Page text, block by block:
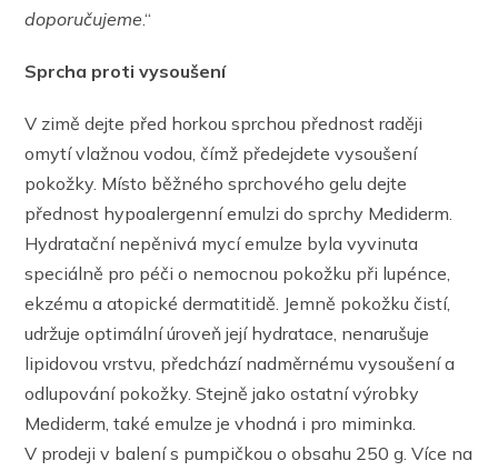
doporučujeme.“
Sprcha proti vysoušení
V zimě dejte před horkou sprchou přednost raději
omytí vlažnou vodou, čímž předejdete vysoušení
pokožky. Místo běžného sprchového gelu dejte
přednost hypoalergenní emulzi do sprchy Mediderm.
Hydratační nepěnivá mycí emulze byla vyvinuta
speciálně pro péči o nemocnou pokožku při lupénce,
ekzému a atopické dermatitidě. Jemně pokožku čistí,
udržuje optimální úroveň její hydratace, nenarušuje
lipidovou vrstvu, předchází nadměrnému vysoušení a
odlupování pokožky. Stejně jako ostatní výrobky
Mediderm, také emulze je vhodná i pro miminka.
V prodeji v balení s pumpičkou o obsahu 250 g. Více na